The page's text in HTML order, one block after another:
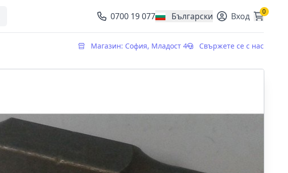
0700 19 077 Български
, change currency Вход 0
Магазин: София, Младост 4 Свържете се с нас